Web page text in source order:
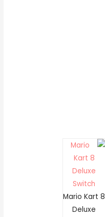
Mario Kart 8
Deluxe